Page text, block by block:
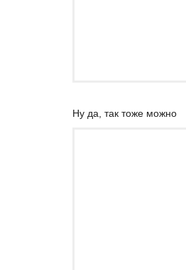
Ну да, так тоже можно